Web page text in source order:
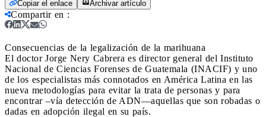
Copiar el enlace Archivar artículo
Compartir en :
Consecuencias de la legalización de la marihuana
El doctor Jorge Nery Cabrera es director general del Instituto
Nacional de Ciencias Forenses de Guatemala (INACIF) y uno
de los especialistas más connotados en América Latina en las
nueva metodologías para evitar la trata de personas y para
encontrar –vía detección de ADN—aquellas que son robadas o
dadas en adopción ilegal en su país.